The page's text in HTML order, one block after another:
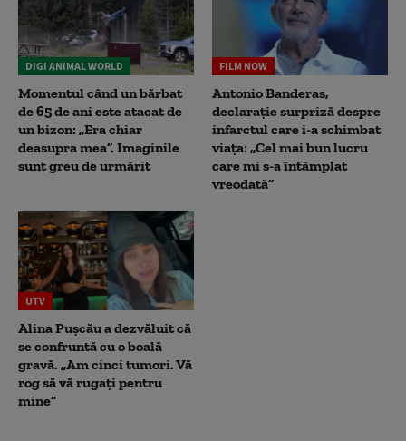
DIGI ANIMAL WORLD
Momentul când un bărbat
de 65 de ani este atacat de
un bizon: „Era chiar
deasupra mea”. Imaginile
sunt greu de urmărit
FILM NOW
Antonio Banderas,
declarație surpriză despre
infarctul care i-a schimbat
viața: „Cel mai bun lucru
care mi s-a întâmplat
vreodată”
UTV
Alina Pușcău a dezvăluit că
se confruntă cu o boală
gravă. „Am cinci tumori. Vă
rog să vă rugați pentru
mine”